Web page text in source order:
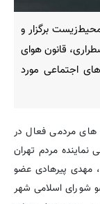
برگزار و
قانون هوای
اجتماعی مورد
مردمی فعال در
مردم تهران
پیرهادی عضو
شورای اسلامی شهر